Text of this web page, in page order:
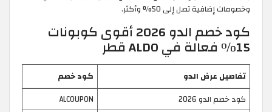
وخصومات إضافية تصل إلى 50% وأكثر.
كود خصم الدو 2026 أقوى كوبونات
15% فعالة في ALDO قطر
تفاصيل عرض الدو
كود خصم
كود خصم الدو 2026
ALCOUPON